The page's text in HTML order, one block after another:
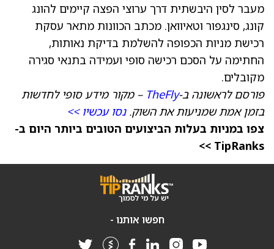
מעבר לסין היבשתית דרך ערוצי הפצה קיימים להונג
קונג, סינגפור וטאיוואן. מכתב הכוונות מתאר עסקת
רכישת מניות הכפופה להשלמת בדיקת נאותות,
החתימה על הסכם רכישה סופי ועמידה בתנאי סגירה
מקובלים.
פורסם לראשונה ב-TheFly – מקור מידע סופי לחדשות
בזמן אמת שמניעות את השוק.נסו עכשיו >>
צפו במניות בעלות הביצועים הטובים ביותר היום ב-
TipRanks >>
חפשו אותנו -